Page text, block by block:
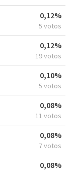
0,12%
5 votos
0,12%
19 votos
0,10%
5 votos
0,08%
11 votos
0,08%
7 votos
0,08%